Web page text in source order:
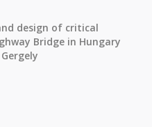
design of critical
Bridge in Hungary